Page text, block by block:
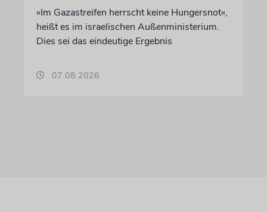
»Im Gazastreifen herrscht keine Hungersnot«,
heißt es im israelischen Außenministerium.
Dies sei das eindeutige Ergebnis
07.08.2026